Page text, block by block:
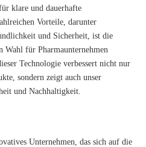
klare und dauerhafte
Vorteile, darunter
und Sicherheit, ist die
Wahl für Pharmaunternehmen
Technologie verbessert nicht nur
sondern zeigt auch unser
und Nachhaltigkeit.
Unternehmen, das sich auf die